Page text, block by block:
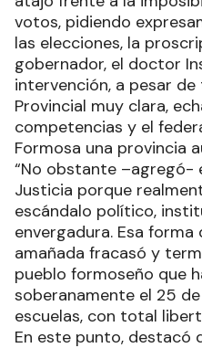
votos, pidiendo
las elecciones, la
gobernador, el doctor
intervención, a pesar
Provincial muy clara,
competencias y el
Formosa una provincia
“No obstante –agregó-
Justicia porque
escándalo político,
envergadura. Esa
amañada fracasó y
pueblo formoseño que
soberanamente el 25
escuelas, con total
En este punto, destacó